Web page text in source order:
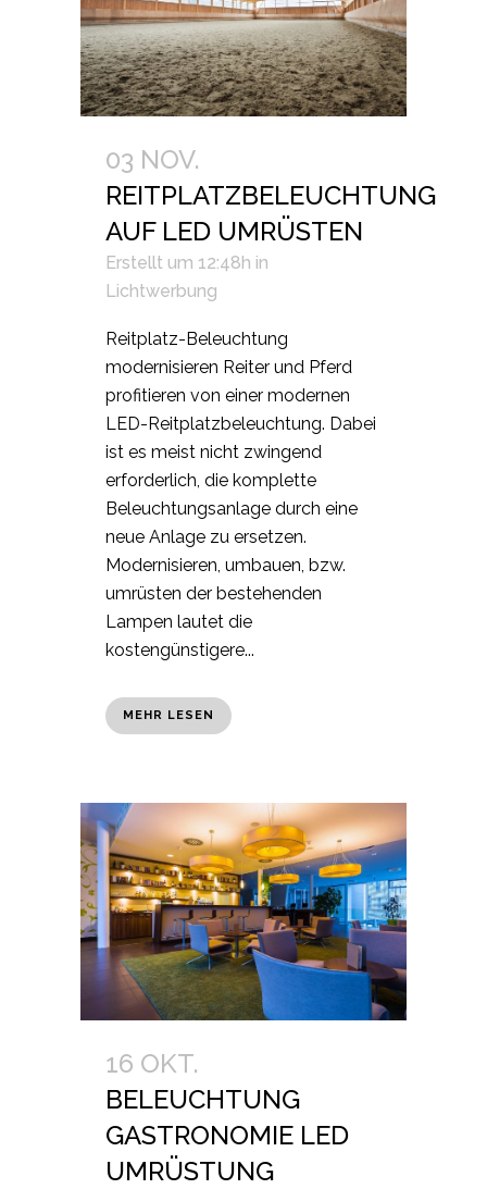
03 NOV.
REITPLATZBELEUCHTUNG
AUF LED UMRÜSTEN
Erstellt um 12:48h in
Lichtwerbung
Reitplatz-Beleuchtung
modernisieren Reiter und Pferd
profitieren von einer modernen
LED-Reitplatzbeleuchtung. Dabei
ist es meist nicht zwingend
erforderlich, die komplette
Beleuchtungsanlage durch eine
neue Anlage zu ersetzen.
Modernisieren, umbauen, bzw.
umrüsten der bestehenden
Lampen lautet die
kostengünstigere...
MEHR LESEN
16 OKT.
BELEUCHTUNG
GASTRONOMIE LED
UMRÜSTUNG